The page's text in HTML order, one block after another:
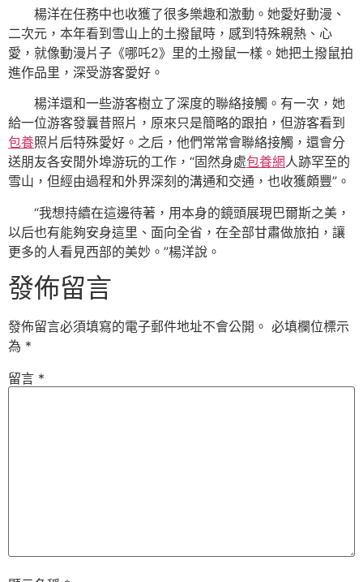
楊洋在任務中也收獲了很多樂趣和激動。她愛好動漫、
二次元，本年看到雪山上的土撥鼠時，感到特殊親熱、心
愛，就像動漫片子《哪吒2》里的土撥鼠一樣。她把土撥鼠拍
進作品里，深受游客愛好。
楊洋還和一些游客樹立了深度的聯絡接觸。有一次，她
給一位游客發曩昔照片，原來只是簡略的跟拍，但游客看到
包養照片后特殊愛好。之后，他們常常會聯絡接觸，還會分
送朋友各安閒外埠游玩的工作，“固然身處包養網人跡罕至的
雪山，但經由過程和外界深刻的溝通和交通，也收獲頗豐”。
“我想持續在這邊待著，用本身的鏡頭展現巴爾斯之美，
以后也有能夠安身這里、面向全省，在全部甘肅做旅拍，讓
更多的人看見西部的美妙。”楊洋說。
發佈留言
發佈留言必須填寫的電子郵件地址不會公開。 必填欄位標示
為 *
留言 *